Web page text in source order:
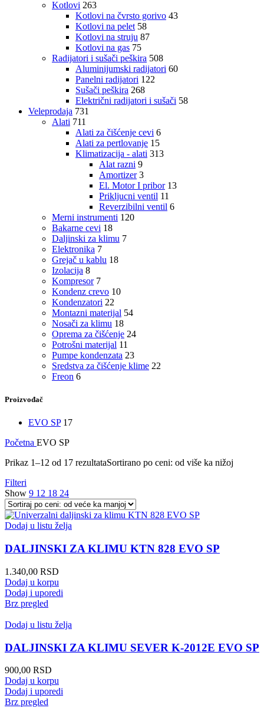
Kotlovi 263
Kotlovi na čvrsto gorivo 43
Kotlovi na pelet 58
Kotlovi na struju 87
Kotlovi na gas 75
Radijatori i sušači peškira 508
Aluminijumski radijatori 60
Panelni radijatori 122
Sušači peškira 268
Električni radijatori i sušači 58
Veleprodaja 731
Alati 711
Alati za čišćenje cevi 6
Alati za pertlovanje 15
Klimatizacija - alati 313
Alat razni 9
Amortizer 3
El. Motor I pribor 13
Prikljucni ventil 11
Reverzibilni ventil 6
Merni instrumenti 120
Bakarne cevi 18
Daljinski za klimu 7
Elektronika 7
Grejač u kablu 18
Izolacija 8
Kompresor 7
Kondenz crevo 10
Kondenzatori 22
Montazni materijal 54
Nosači za klimu 18
Oprema za čišćenje 24
Potrošni materijal 11
Pumpe kondenzata 23
Sredstva za čišćenje klime 22
Freon 6
Proizvođač
EVO SP 17
Početna EVO SP
Prikaz 1–12 od 17 rezultataSortirano po ceni: od više ka nižoj
Filteri
Show 9 12 18 24
Dodaj u listu želja
DALJINSKI ZA KLIMU KTN 828 EVO SP
1.340,00 RSD
Dodaj u korpu
Dodaj i uporedi
Brz pregled
Dodaj u listu želja
DALJINSKI ZA KLIMU SEVER K-2012E EVO SP
900,00 RSD
Dodaj u korpu
Dodaj i uporedi
Brz pregled